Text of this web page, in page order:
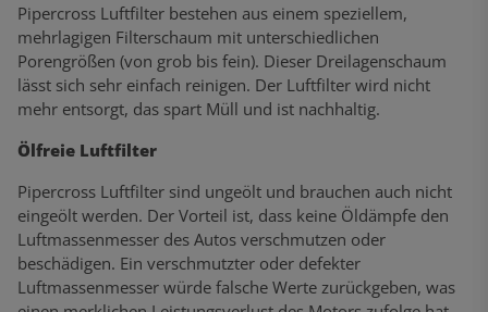
Pipercross Luftfilter bestehen aus einem speziellem,
mehrlagigen Filterschaum mit unterschiedlichen
Porengrößen (von grob bis fein). Dieser Dreilagenschaum
lässt sich sehr einfach reinigen. Der Luftfilter wird nicht
mehr entsorgt, das spart Müll und ist nachhaltig.
Ölfreie Luftfilter
Pipercross Luftfilter sind ungeölt und brauchen auch nicht
eingeölt werden. Der Vorteil ist, dass keine Öldämpfe den
Luftmassenmesser des Autos verschmutzen oder
beschädigen. Ein verschmutzter oder defekter
Luftmassenmesser würde falsche Werte zurückgeben, was